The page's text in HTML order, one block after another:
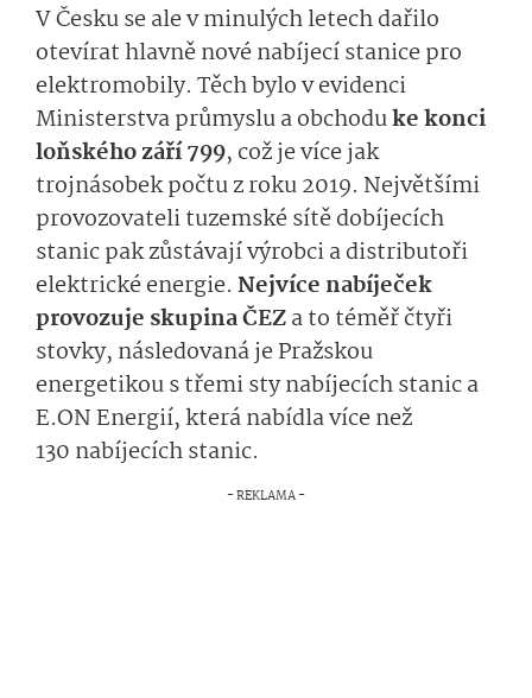
V Česku se ale v minulých letech dařilo
otevírat hlavně nové nabíjecí stanice pro
elektromobily. Těch bylo v evidenci
Ministerstva průmyslu a obchoduke konci
loňského září 799, což je více jak
trojnásobek počtu z roku 2019. Největšími
provozovateli tuzemské sítě dobíjecích
stanic pak zůstávají výrobci a distributoři
elektrické energie. Nejvíce nabíječek
provozuje skupina ČEZa to téměř čtyři
stovky, následovaná je Pražskou
energetikou s třemi sty nabíjecích stanic a
E.ON Energií, která nabídla více než
130 nabíjecích stanic.